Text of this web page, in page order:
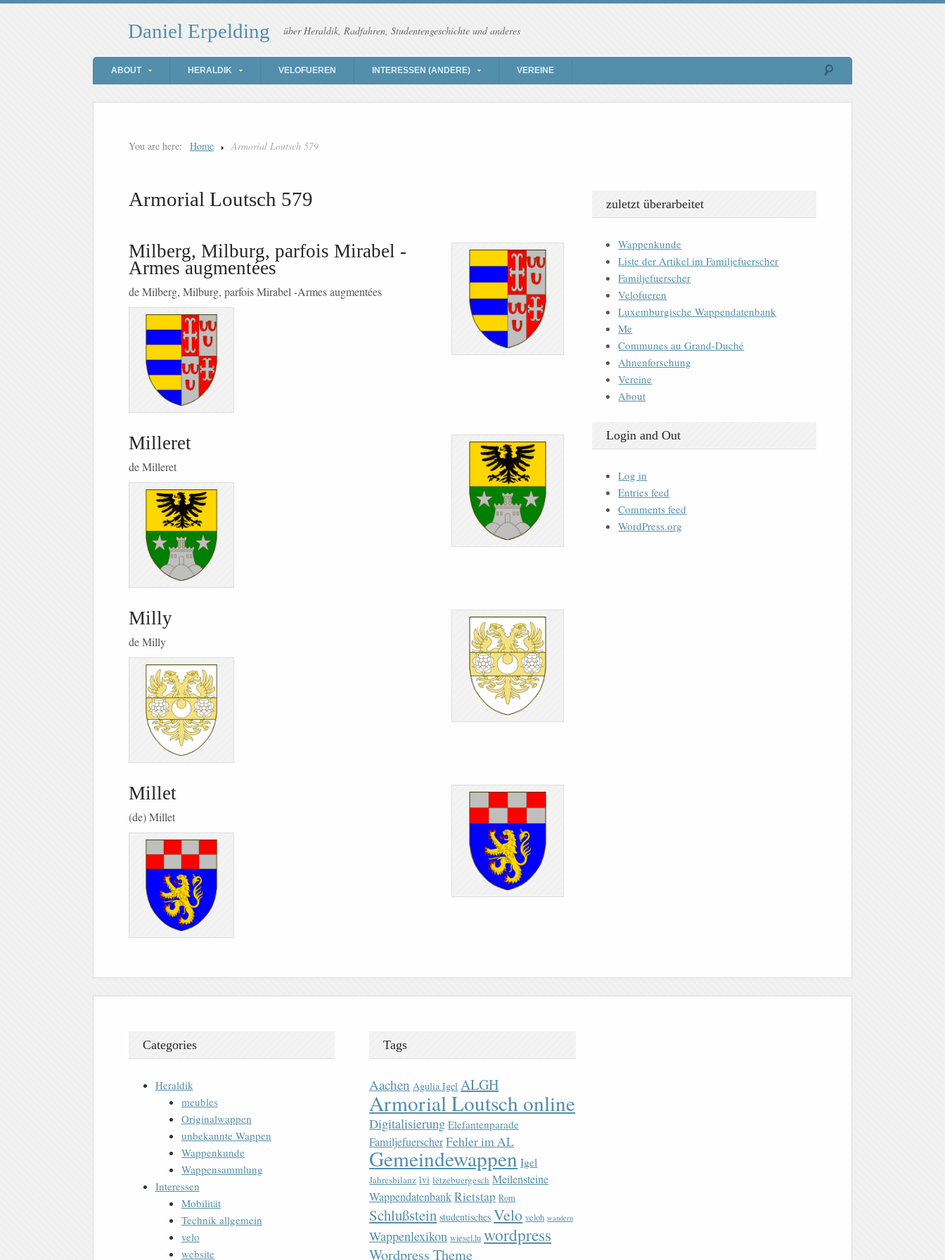
Daniel Erpelding über Heraldik, Radfahren, Studentengeschichte und anderes
ABOUT HERALDIK VELOFUEREN INTERESSEN (ANDERE) VEREINE
You are here: Home Armorial Loutsch 579
Armorial Loutsch 579
Milberg, Milburg, parfois Mirabel -
Armes augmentées
de Milberg, Milburg, parfois Mirabel -Armes augmentées
Milleret
de Milleret
Milly
de Milly
Millet
(de) Millet
zuletzt überarbeitet
Wappenkunde
Liste der Artikel im Familjefuerscher
Familjefuerscher
Velofueren
Luxemburgische Wappendatenbank
Me
Communes au Grand-Duché
Ahnenforschung
Vereine
About
Login and Out
Log in
Entries feed
Comments feed
WordPress.org
Categories
Heraldik
meubles
Originalwappen
unbekannte Wappen
Wappenkunde
Wappensammlung
Interessen
Mobilität
Technik allgemein
velo
website
Tags
Aachen Agulia Igel ALGH
Armorial Loutsch online
Digitalisierung Elefantenparade
FamiljefuerscherFehler im AL
Gemeindewappen Igel
Jahresbilanz lvi lëtzebuergesch Meilensteine
WappendatenbankRietstap Rom
Schlußstein studentisches Velo veloh wandern
Wappenlexikon wiesel.lu wordpress
Wordpress Theme